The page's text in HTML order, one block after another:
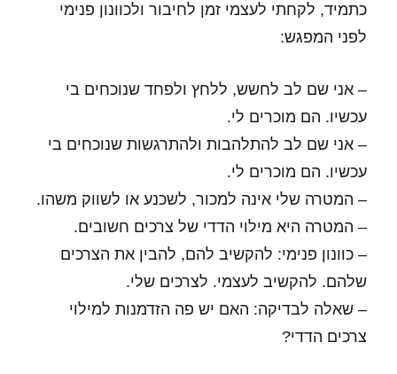
כתמיד, לקחתי לעצמי זמן לחיבור ולכוונון פנימי
לפני המפגש:
– אני שם לב לחשש, ללחץ ולפחד שנוכחים בי
עכשיו. הם מוכרים לי.
– אני שם לב להתלהבות ולהתרגשות שנוכחים בי
עכשיו. הם מוכרים לי.
– המטרה שלי אינה למכור, לשכנע או לשווק משהו.
– המטרה היא מילוי הדדי של צרכים חשובים.
– כוונון פנימי: להקשיב להם, להבין את הצרכים
שלהם. להקשיב לעצמי. לצרכים שלי.
– שאלה לבדיקה: האם יש פה הזדמנות למילוי
צרכים הדדי?